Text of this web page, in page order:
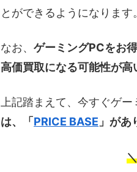
とができるようになります。
なお、ゲーミングPCをお
高価買取になる可能性が高
上記踏まえて、今すぐゲ
は、「 PRICE BASE 」があ